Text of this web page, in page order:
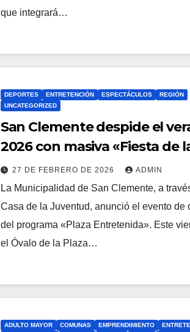
que integrará…
DEPORTES ENTRETENCIÓN ESPECTÁCULOS
REGIÓN
UNCATEGORIZED
San Clemente despide el
2026 con masiva «Fiesta de
Espuma»
27 DE FEBRERO DE 2026 ADMIN
La Municipalidad de San Clemente, a
Casa de la Juventud, anunció el evento de
del programa «Plaza Entretenida». Este
el Óvalo de la Plaza…
ADULTO MAYOR COMUNAS EMPRENDIMIENTO